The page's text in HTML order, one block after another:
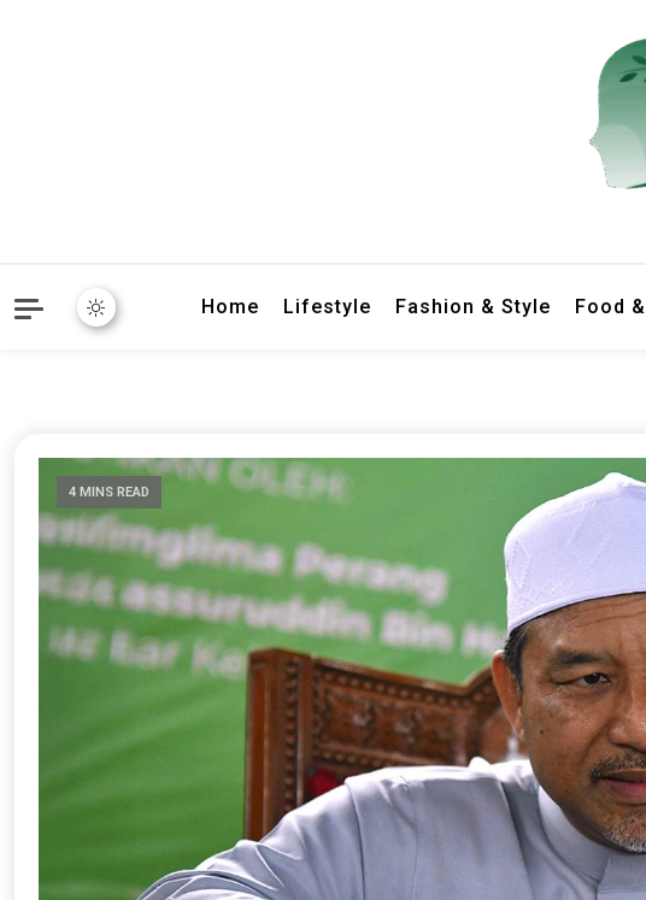
Home Lifestyle Fashion & Style Food
4 MINS READ